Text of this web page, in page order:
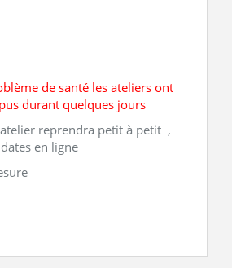
de santé les ateliers ont
durant quelques jours
reprendra petit à petit ,
en ligne